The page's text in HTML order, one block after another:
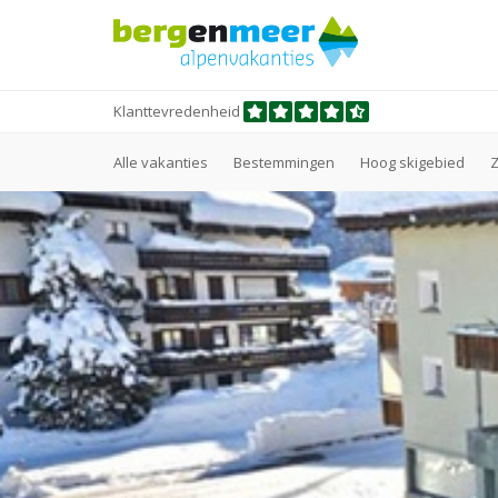
Klanttevredenheid
Alle vakanties Bestemmingen Hoog skigebied